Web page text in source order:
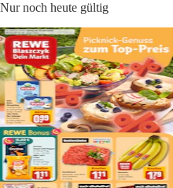
Nur noch heute gültig